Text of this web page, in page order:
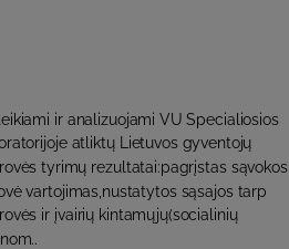
ir analizuojami VU Specialiosios
atliktų Lietuvos gyventojų
tyrimų rezultatai:pagrįstas sąvokos
vartojimas,nustatytos sąsajos tarp
ir įvairių kintamųjų(socialinių